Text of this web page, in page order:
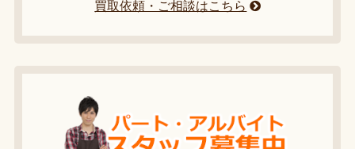
買取依頼・ご相談はこちら